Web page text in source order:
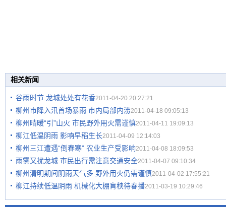
相关新闻
谷雨时节 龙城处处有花香2011-04-20 20:27:21
柳州市降入汛首场暴雨 市内局部内涝2011-04-18 09:05:13
柳州晴暖“引”山火 市民野外用火需谨慎2011-04-11 19:09:13
柳江低温阴雨 影响早稻生长2011-04-09 12:14:03
柳州三江遭遇“倒春寒” 农业生产受影响2011-04-08 18:09:53
雨雾又扰龙城 市民出行需注意交通安全2011-04-07 09:10:34
柳州清明期间阴雨天气多 野外用火仍需谨慎2011-04-02 17:55:21
柳江持续低温阴雨 机械化大棚肓秧待春播2011-03-19 10:29:46